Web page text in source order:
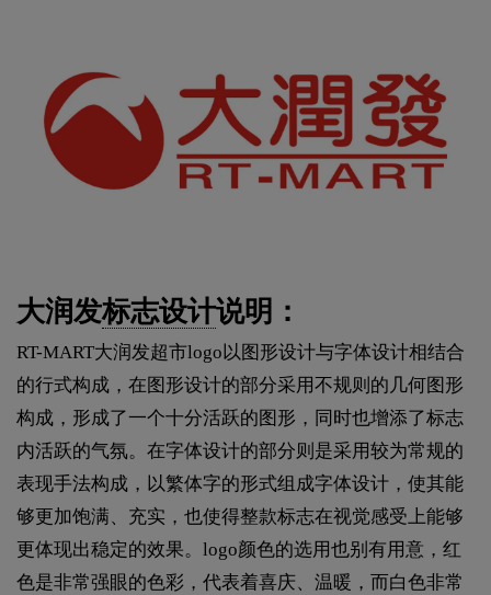
大润发标志设计说明：
RT-MART大润发超市logo以图形设计与字体设计相结合
的行式构成，在图形设计的部分采用不规则的几何图形
构成，形成了一个十分活跃的图形，同时也增添了标志
内活跃的气氛。在字体设计的部分则是采用较为常规的
表现手法构成，以繁体字的形式组成字体设计，使其能
够更加饱满、充实，也使得整款标志在视觉感受上能够
更体现出稳定的效果。logo颜色的选用也别有用意，红
色是非常强眼的色彩，代表着喜庆、温暖，而白色非常